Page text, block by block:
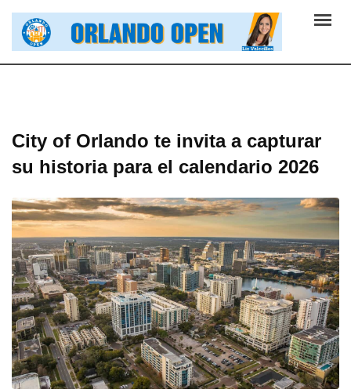
content
City of Orlando te invita a capturar
su historia para el calendario 2026